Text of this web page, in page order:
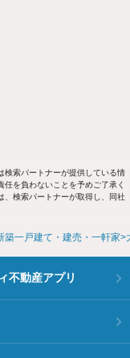
検索パートナーが提供している情
を負わないことを予めご了承く
、検索パートナーが取得し、同社
築一戸建て・建売・一軒家
不動産アプリ